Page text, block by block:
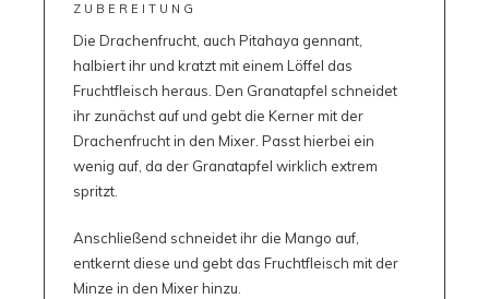
ZUBEREITUNG
Die Drachenfrucht, auch Pitahaya gennant,
halbiert ihr und kratzt mit einem Löffel das
Fruchtfleisch heraus. Den Granatapfel schneidet
ihr zunächst auf und gebt die Kerner mit der
Drachenfrucht in den Mixer. Passt hierbei ein
wenig auf, da der Granatapfel wirklich extrem
spritzt.
Anschließend schneidet ihr die Mango auf,
entkernt diese und gebt das Fruchtfleisch mit der
Minze in den Mixer hinzu.